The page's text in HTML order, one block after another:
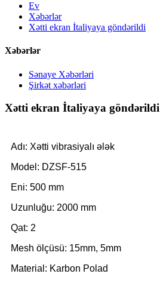
Ev
Xəbərlər
Xətti ekran İtaliyaya göndərildi
Xəbərlər
Sənaye Xəbərləri
Şirkət xəbərləri
Xətti ekran İtaliyaya göndərildi
Adı: Xətti vibrasiyalı ələk
Model: DZSF-515
Eni: 500 mm
Uzunluğu: 2000 mm
Qat: 2
Mesh ölçüsü: 15mm, 5mm
Material: Karbon Polad